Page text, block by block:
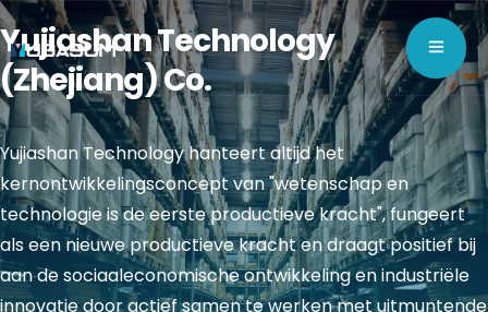
Yujiashan Technology
(Zhejiang) Co.
Yujiashan Technology hanteert altijd het
kernontwikkelingsconcept van "wetenschap en
technologie is de eerste productieve kracht", fungeert
als een nieuwe productieve kracht en draagt positief bij
aan de sociaaleconomische ontwikkeling en industriële
innovatie door actief samen te werken met uitmuntende